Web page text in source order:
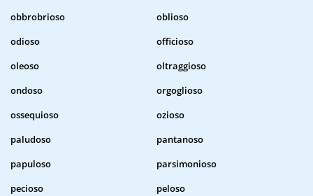
obbrobrioso
oblioso
odioso
officioso
oleoso
oltraggioso
ondoso
orgoglioso
ossequioso
ozioso
paludoso
pantanoso
papuloso
parsimonioso
pecioso
peloso